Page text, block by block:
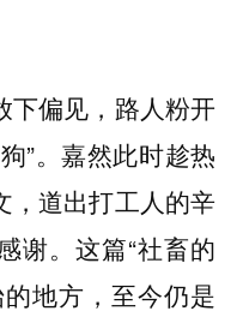
下偏见，路人粉开
”。嘉然此时趁热
，道出打工人的辛
谢。这篇“社畜的
地方，至今仍是